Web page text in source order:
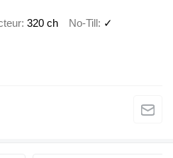
320 ch No-Till ✓